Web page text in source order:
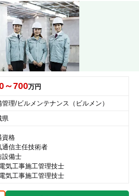
～700万円
管理/ビルメンテナンス（ビルメン）
県
資格
通信主任技術者
設備士
気工事施工管理技士
気工事施工管理技士